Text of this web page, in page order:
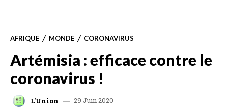
AFRIQUE MONDE CORONAVIRUS
Artémisia : efficace contre le
coronavirus !
L'Union 29 Juin 2020